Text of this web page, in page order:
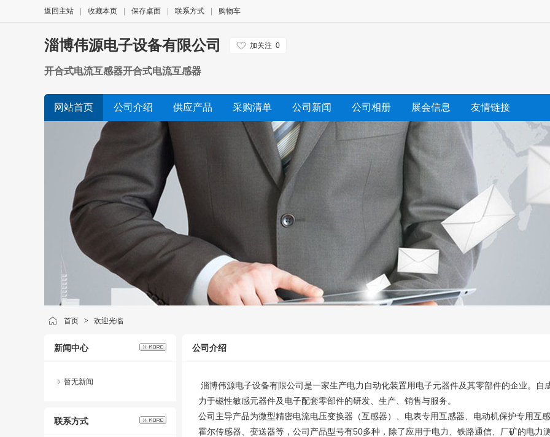
返回主站 收藏本页 保存桌面 联系方式 购物车
淄博伟源电子设备有限公司 加关注 0
开合式电流互感器开合式电流互感器
网站首页 公司介绍 供应产品 采购清单 公司新闻 公司相册 展会信息 友情链接
首页 > 欢迎光临
新闻中心
暂无新闻
联系方式
公司介绍
淄博伟源电子设备有限公司是一家生产电力自动化装置用电子元器件及其零部件的企业。自
力于磁性敏感元器件及电子配套零部件的研发、生产、销售与服务。
公司主导产品为微型精密电流电压变换器（互感器）、电表专用互感器、电动机保护专用互
霍尔传感器、变送器等，公司产品型号有50多种，除了应用于电力、铁路通信、厂矿的电力